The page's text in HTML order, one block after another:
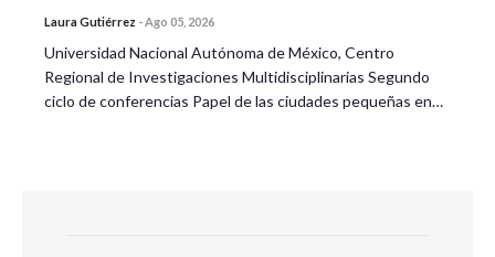
Laura Gutiérrez -Ago 05, 2026
Universidad Nacional Autónoma de México, Centro
Regional de Investigaciones Multidisciplinarias Segundo
ciclo de conferencias Papel de las ciudades pequeñas en…